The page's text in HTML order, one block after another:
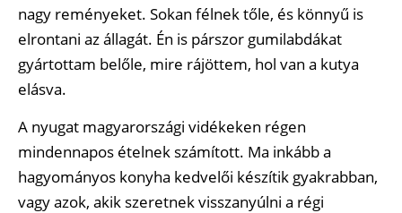
nagy reményeket. Sokan félnek tőle, és könnyű is
elrontani az állagát. Én is párszor gumilabdákat
gyártottam belőle, mire rájöttem, hol van a kutya
elásva.
A nyugat magyarországi vidékeken régen
mindennapos ételnek számított. Ma inkább a
hagyományos konyha kedvelői készítik gyakrabban,
vagy azok, akik szeretnek visszanyúlni a régi